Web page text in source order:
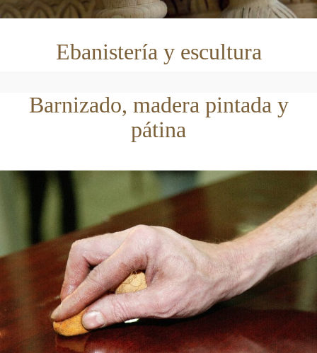
Ebanistería y escultura
Barnizado, madera pintada y
pátina